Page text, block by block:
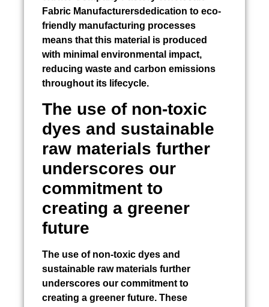
Fabric Manufacturersdedication to eco-
friendly manufacturing processes
means that this material is produced
with minimal environmental impact,
reducing waste and carbon emissions
throughout its lifecycle.
The use of non-toxic
dyes and sustainable
raw materials further
underscores our
commitment to
creating a greener
future
The use of non-toxic dyes and
sustainable raw materials further
underscores our commitment to
creating a greener future. These